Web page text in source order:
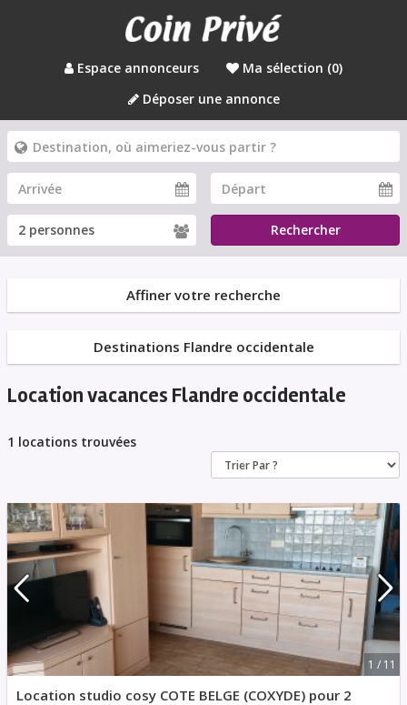
Espace annonceurs Ma sélection (0)
Déposer une annonce
Rechercher
Affiner votre recherche
Destinations Flandre occidentale
Location vacances Flandre occidentale
1 locations trouvées
1 / 11
Location studio cosy COTE BELGE (COXYDE) pour 2